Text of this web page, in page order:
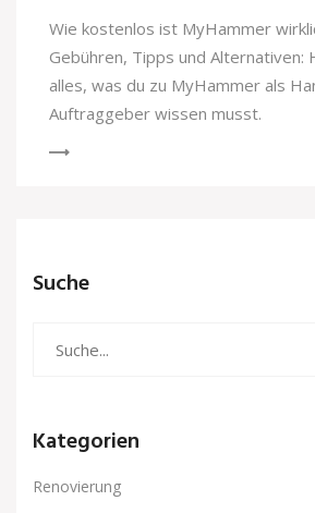
Wie kostenlos ist MyHammer
Gebühren, Tipps und Alternativen:
alles, was du zu MyHammer als
Auftraggeber wissen musst.
Suche
Kategorien
Renovierung